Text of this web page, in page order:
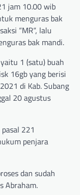
jam 10.00 wib
menguras bak
“MR“, lalu
bak mandi.
1 (satu) buah
16gb yang berisi
di Kab. Subang
20 agustus
221
penjara
dan sudah
Abraham.